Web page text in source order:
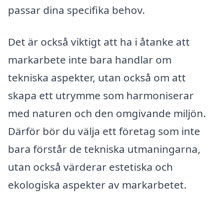
passar dina specifika behov.
Det är också viktigt att ha i åtanke att
markarbete inte bara handlar om
tekniska aspekter, utan också om att
skapa ett utrymme som harmoniserar
med naturen och den omgivande miljön.
Därför bör du välja ett företag som inte
bara förstår de tekniska utmaningarna,
utan också värderar estetiska och
ekologiska aspekter av markarbetet.